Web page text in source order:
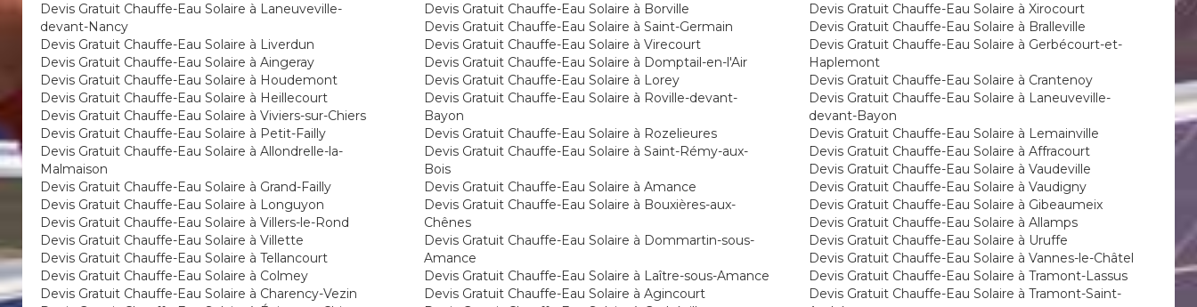
Devis Gratuit Chauffe-Eau Solaire à Laneuveville-
devant-Nancy
Devis Gratuit Chauffe-Eau Solaire à Liverdun
Devis Gratuit Chauffe-Eau Solaire à Aingeray
Devis Gratuit Chauffe-Eau Solaire à Houdemont
Devis Gratuit Chauffe-Eau Solaire à Heillecourt
Devis Gratuit Chauffe-Eau Solaire à Viviers-sur-Chiers
Devis Gratuit Chauffe-Eau Solaire à Petit-Failly
Devis Gratuit Chauffe-Eau Solaire à Allondrelle-la-
Malmaison
Devis Gratuit Chauffe-Eau Solaire à Grand-Failly
Devis Gratuit Chauffe-Eau Solaire à Longuyon
Devis Gratuit Chauffe-Eau Solaire à Villers-le-Rond
Devis Gratuit Chauffe-Eau Solaire à Villette
Devis Gratuit Chauffe-Eau Solaire à Tellancourt
Devis Gratuit Chauffe-Eau Solaire à Colmey
Devis Gratuit Chauffe-Eau Solaire à Charency-Vezin
Devis Gratuit Chauffe-Eau Solaire à Borville
Devis Gratuit Chauffe-Eau Solaire à Saint-Germain
Devis Gratuit Chauffe-Eau Solaire à Virecourt
Devis Gratuit Chauffe-Eau Solaire à Domptail-en-l'Air
Devis Gratuit Chauffe-Eau Solaire à Lorey
Devis Gratuit Chauffe-Eau Solaire à Roville-devant-
Bayon
Devis Gratuit Chauffe-Eau Solaire à Rozelieures
Devis Gratuit Chauffe-Eau Solaire à Saint-Rémy-aux-
Bois
Devis Gratuit Chauffe-Eau Solaire à Amance
Devis Gratuit Chauffe-Eau Solaire à Bouxières-aux-
Chênes
Devis Gratuit Chauffe-Eau Solaire à Dommartin-sous-
Amance
Devis Gratuit Chauffe-Eau Solaire à Laître-sous-Amance
Devis Gratuit Chauffe-Eau Solaire à Agincourt
Devis Gratuit Chauffe-Eau Solaire à Xirocourt
Devis Gratuit Chauffe-Eau Solaire à Bralleville
Devis Gratuit Chauffe-Eau Solaire à Gerbécourt-et-
Haplemont
Devis Gratuit Chauffe-Eau Solaire à Crantenoy
Devis Gratuit Chauffe-Eau Solaire à Laneuveville-
devant-Bayon
Devis Gratuit Chauffe-Eau Solaire à Lemainville
Devis Gratuit Chauffe-Eau Solaire à Affracourt
Devis Gratuit Chauffe-Eau Solaire à Vaudeville
Devis Gratuit Chauffe-Eau Solaire à Vaudigny
Devis Gratuit Chauffe-Eau Solaire à Gibeaumeix
Devis Gratuit Chauffe-Eau Solaire à Allamps
Devis Gratuit Chauffe-Eau Solaire à Uruffe
Devis Gratuit Chauffe-Eau Solaire à Vannes-le-Châtel
Devis Gratuit Chauffe-Eau Solaire à Tramont-Lassus
Devis Gratuit Chauffe-Eau Solaire à Tramont-Saint-